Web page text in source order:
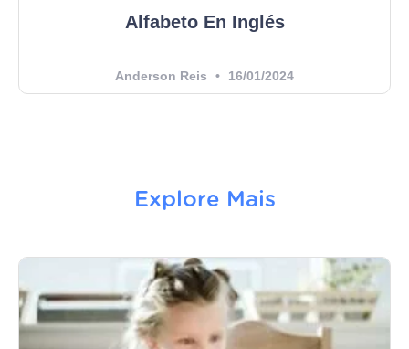
Alfabeto En Inglés
Anderson Reis 16/01/2024
Explore Mais